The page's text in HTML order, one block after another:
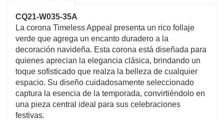
CQ21-W035-35A
La corona Timeless Appeal presenta un rico follaje
verde que agrega un encanto duradero a la
decoración navideña. Esta corona está diseñada para
quienes aprecian la elegancia clásica, brindando un
toque sofisticado que realza la belleza de cualquier
espacio. Su diseño cuidadosamente seleccionado
captura la esencia de la temporada, convirtiéndolo en
una pieza central ideal para sus celebraciones
festivas.